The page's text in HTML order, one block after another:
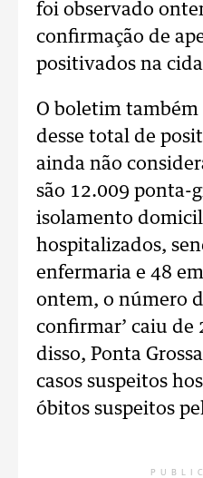
foi observado
confirmação de
positivados na
O boletim
desse total de
ainda não
são 12.009 ponta-
isolamento
hospitalizados,
enfermaria e 48
ontem, o número
confirmar’ caiu de
disso, Ponta
casos suspeitos
óbitos suspeitos